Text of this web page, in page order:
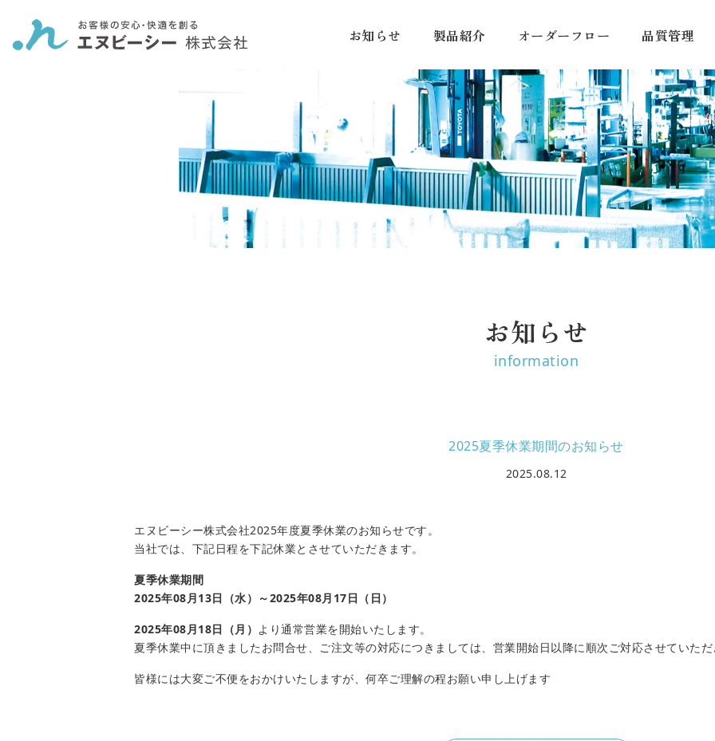
お知らせ 製品紹介 オーダーフロー 品質管理
お知らせ
information
2025夏季休業期間のお知らせ
2025.08.12
エヌビーシー株式会社2025年度夏季休業のお知らせです。
当社では、下記日程を下記休業とさせていただきます。
夏季休業期間
2025年08月13日（水）～2025年08月17日（日）
2025年08月18日（月） より通常営業を開始いたします。
夏季休業中に頂きましたお問合せ、ご注文等の対応につきましては、営業開始日以降に順次ご対応させていた
皆様には大変ご不便をおかけいたしますが、何卒ご理解の程お願い申し上げます